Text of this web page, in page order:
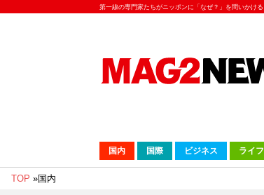
第一線の専門家たちがニッポンに「なぜ？」を問いかける
国内 国際 ビジネス ライフ
TOP »国内